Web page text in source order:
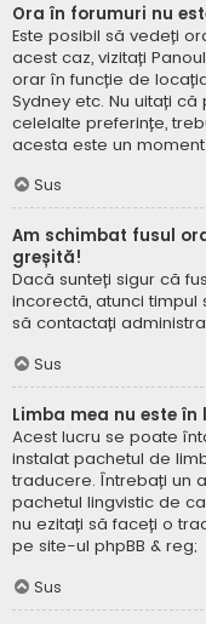
Ora în forumuri nu
Este posibil să vedeți
acest caz, vizitați
orar în funcție de locația
Sydney etc. Nu uitați
celelalte preferințe,
acesta este un
Sus
Am schimbat fusul
greșită!
Dacă sunteți sigur că
incorectă, atunci
să contactați
Sus
Limba mea nu este în
Acest lucru se poate
instalat pachetul de
traducere. Întrebați un
pachetul lingvistic de
nu ezitați să faceți o
pe site-ul phpBB & reg;
Sus